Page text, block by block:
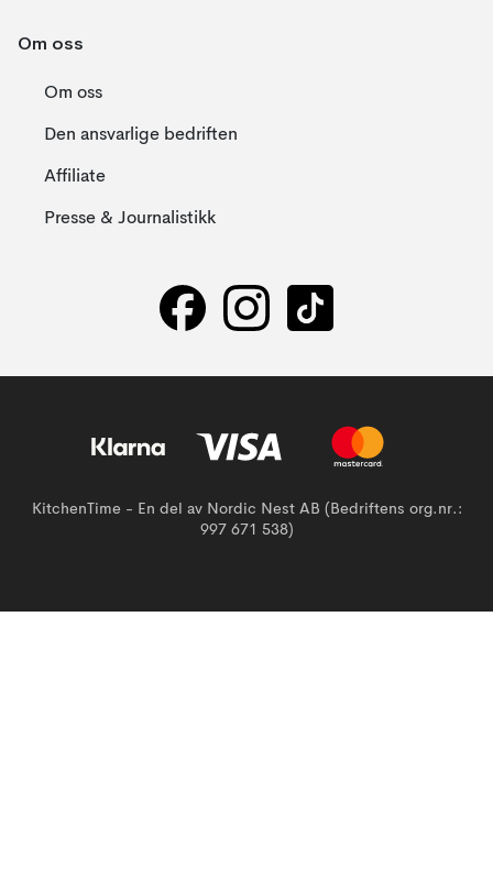
Om oss
Om oss
Den ansvarlige bedriften
Affiliate
Presse & Journalistikk
KitchenTime - En del av Nordic Nest AB (Bedriftens org.nr.:
997 671 538)